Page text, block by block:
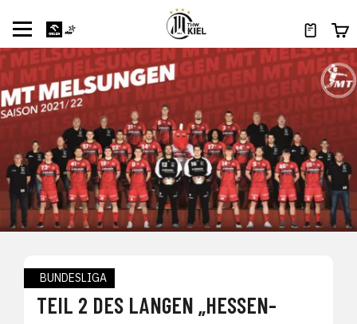
BUNDESLIGA
TEIL 2 DES LANGEN „HESSEN-